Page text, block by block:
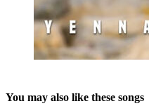
You may also like these songs